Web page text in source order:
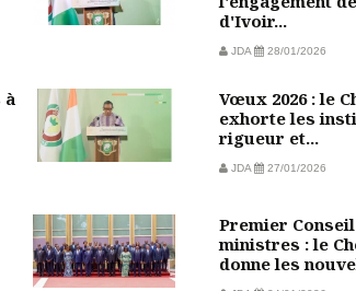
d'Ivoir...
JDA 28/01/2026
à
Vœux 2026 : le
exhorte les
rigueur et...
JDA 27/01/2026
Premier
ministres : le
donne les